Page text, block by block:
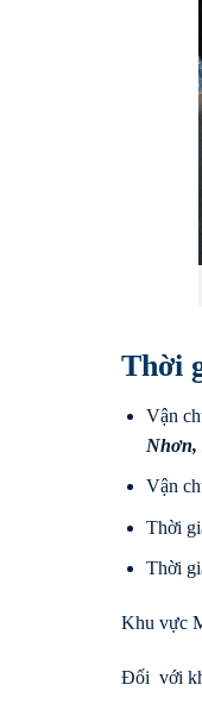
Thời
Vận
Nhơn,
Vận
Thời
Thời
Khu vực
Đối với